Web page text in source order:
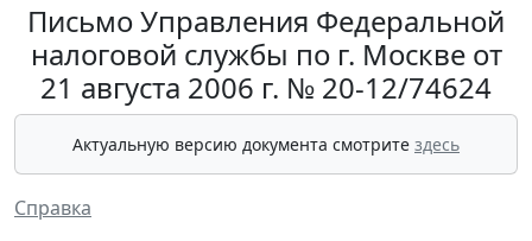
Письмо Управления Федеральной
налоговой службы по г. Москве от
21 августа 2006 г. № 20-12/74624
Актуальную версию документа смотрите здесь
Справка